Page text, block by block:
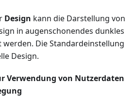
Design kann die Darstellung von
in augenschonendes dunkles
werden. Die Standardeinstellung
Design.
Verwendung von Nutzerdaten